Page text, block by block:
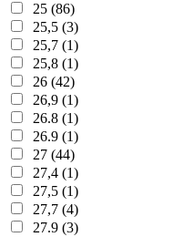
25 (86)
25,5 (3)
25,7 (1)
25,8 (1)
26 (42)
26,9 (1)
26.8 (1)
26.9 (1)
27 (44)
27,4 (1)
27,5 (1)
27,7 (4)
27.9 (3)